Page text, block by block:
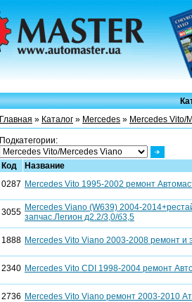
Главная » Каталог » Mercedes » Mercedes Vito/
Подкатегории:
Код
Название
0287 Mercedes Vito 1995-2002 ремонт
3055 Mercedes Viano (W639) 2004-
запчас.Легион д2.2/3,0/б3,5
1888 Mercedes Vito Viano 2003-2008 ремонт и
2340 Mercedes Vito CDI 1998-2004 ремонт
2736 Mercedes Vito Viano ремонт 2003-2010